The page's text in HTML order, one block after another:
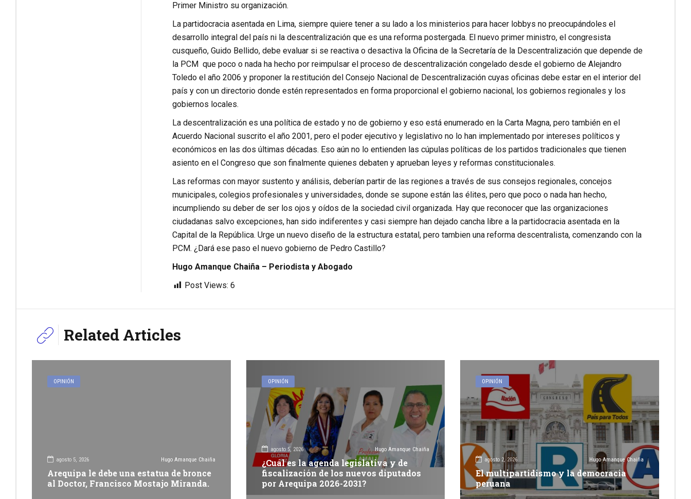
Primer Ministro su organización.
La partidocracia asentada en Lima, siempre quiere tener a su lado a los ministerios para hacer lobbys no preocupándoles el
desarrollo integral del país ni la descentralización que es una reforma postergada. El nuevo primer ministro, el congresista
cusqueño, Guido Bellido, debe evaluar si se reactiva o desactiva la Oficina de la Secretaría de la Descentralización que depende de
la PCM que poco o nada ha hecho por reimpulsar el proceso de descentralización congelado desde el gobierno de Alejandro
Toledo el año 2006 y proponer la restitución del Consejo Nacional de Descentralización cuyas oficinas debe estar en el interior del
país y con un directorio donde estén representados en forma proporcional el gobierno nacional, los gobiernos regionales y los
gobiernos locales.
La descentralización es una política de estado y no de gobierno y eso está enumerado en la Carta Magna, pero también en el
Acuerdo Nacional suscrito el año 2001, pero el poder ejecutivo y legislativo no lo han implementado por intereses políticos y
económicos en las dos últimas décadas. Eso aún no lo entienden las cúpulas políticas de los partidos tradicionales que tienen
asiento en el Congreso que son finalmente quienes debaten y aprueban leyes y reformas constitucionales.
Las reformas con mayor sustento y análisis, deberían partir de las regiones a través de sus consejos regionales, concejos
municipales, colegios profesionales y universidades, donde se supone están las élites, pero que poco o nada han hecho,
incumpliendo su deber de ser los ojos y oídos de la sociedad civil organizada. Hay que reconocer que las organizaciones
ciudadanas salvo excepciones, han sido indiferentes y casi siempre han dejado cancha libre a la partidocracia asentada en la
Capital de la República. Urge un nuevo diseño de la estructura estatal, pero tambien una reforma descentralista, comenzando con la
PCM. ¿Dará ese paso el nuevo gobierno de Pedro Castillo?
Hugo Amanque Chaiña – Periodista y Abogado
Post Views: 6
Related Articles
OPINIÓN
agosto 5, 2026 Hugo Amanque Chaiña
Arequipa le debe una estatua de bronce
al Doctor, Francisco Mostajo Miranda.
OPINIÓN
agosto 5, 2026 Hugo Amanque Chaiña
¿Cuál es la agenda legislativa y de
fiscalización de los nuevos diputados
por Arequipa 2026-2031?
OPINIÓN
agosto 2, 2026 Hugo Amanque Chaiña
El multipartidismo y la democracia
peruana